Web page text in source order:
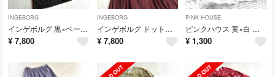
INGEBORG
インゲボルグ 黒×ベージュ ドット 水玉 ピコフリル リボン ブラウス スカート
¥ 7,800
INGEBORG
インゲボルグ ドット柄 ピンタック プリーツ ワンピース
¥ 7,800
PINK HOUSE
ピンクハウス 黄×白 チェック柄 ロゴプレート バレッタ
¥ 1,300